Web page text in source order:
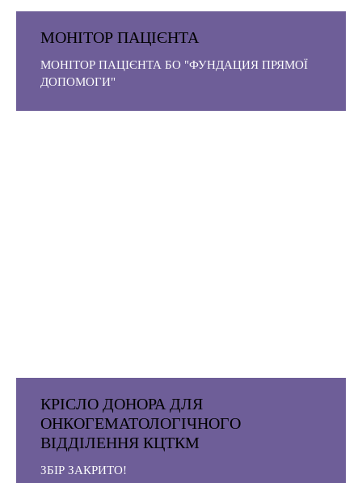
МОНІТОР ПАЦІЄНТА
МОНІТОР ПАЦІЄНТА БО "ФУНДАЦИЯ ПРЯМОЇ
ДОПОМОГИ"
КРІСЛО ДОНОРА ДЛЯ
ОНКОГЕМАТОЛОГІЧНОГО
ВІДДІЛЕННЯ КЦТКМ
ЗБІР ЗАКРИТО!